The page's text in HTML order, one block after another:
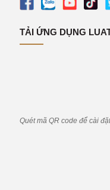
TẢI ỨNG DỤNG
Quét mã QR code để cài đặt